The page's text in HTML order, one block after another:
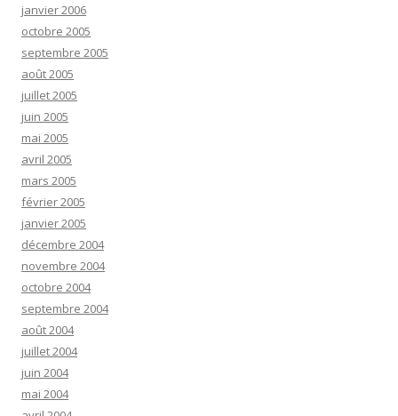
janvier 2006
octobre 2005
septembre 2005
août 2005
juillet 2005
juin 2005
mai 2005
avril 2005
mars 2005
février 2005
janvier 2005
décembre 2004
novembre 2004
octobre 2004
septembre 2004
août 2004
juillet 2004
juin 2004
mai 2004